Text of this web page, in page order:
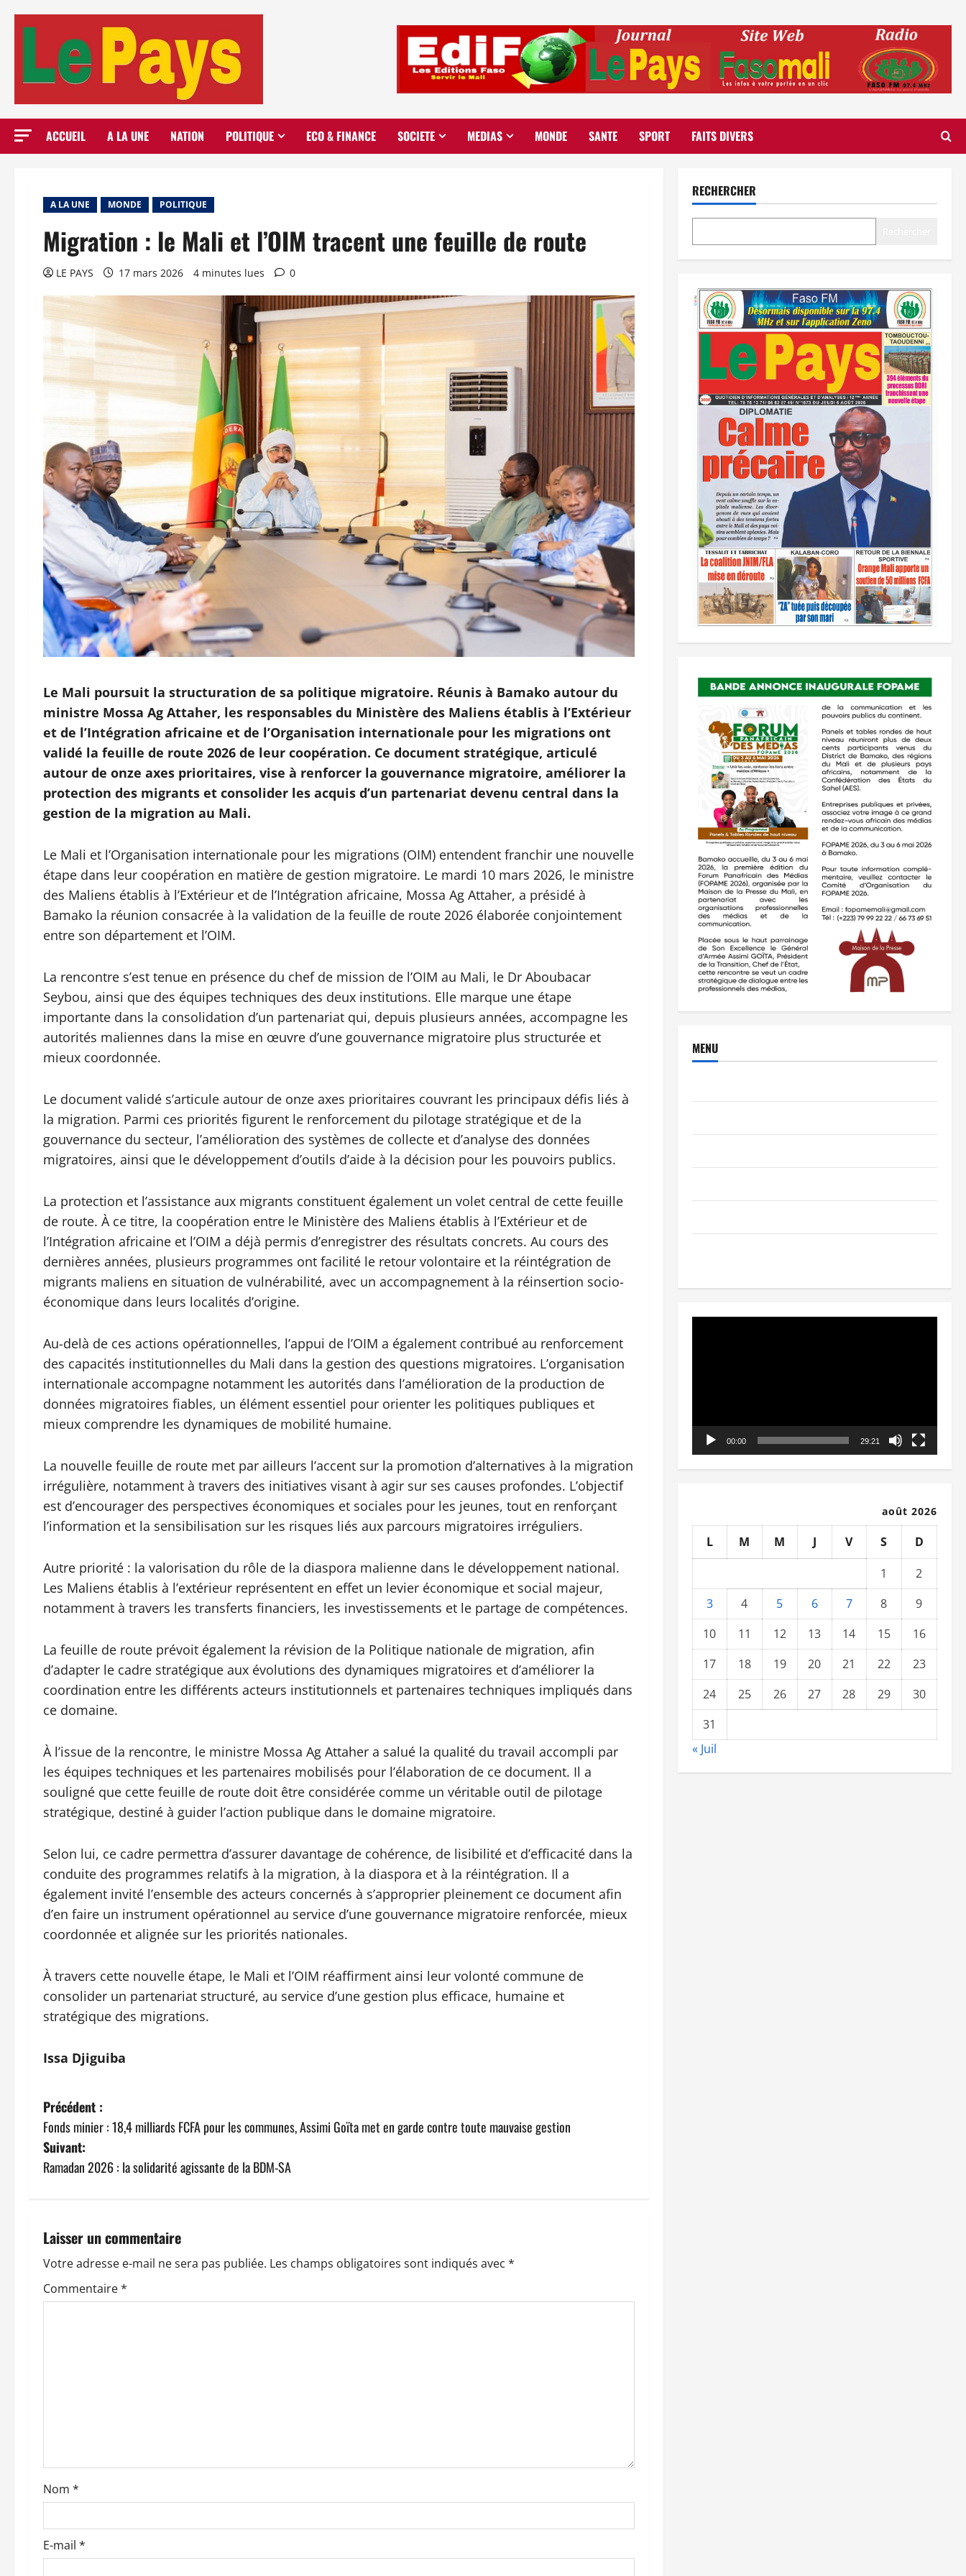
ACCUEIL A LA UNE NATION POLITIQUE ECO & FINANCE SOCIETE MEDIAS MONDE SANTE SPORT FAITS DIVERS
A LA UNE MONDE POLITIQUE
Migration : le Mali et l’OIM tracent une feuille de route
LE PAYS 17 mars 2026 4 minutes lues 0
Le Mali poursuit la structuration de sa politique migratoire. Réunis à Bamako autour du
ministre Mossa Ag Attaher, les responsables du Ministère des Maliens établis à l’Extérieur
et de l’Intégration africaine et de l’Organisation internationale pour les migrations ont
validé la feuille de route 2026 de leur coopération. Ce document stratégique, articulé
autour de onze axes prioritaires, vise à renforcer la gouvernance migratoire, améliorer la
protection des migrants et consolider les acquis d’un partenariat devenu central dans la
gestion de la migration au Mali.
Le Mali et l’Organisation internationale pour les migrations (OIM) entendent franchir une nouvelle
étape dans leur coopération en matière de gestion migratoire. Le mardi 10 mars 2026, le ministre
des Maliens établis à l’Extérieur et de l’Intégration africaine, Mossa Ag Attaher, a présidé à
Bamako la réunion consacrée à la validation de la feuille de route 2026 élaborée conjointement
entre son département et l’OIM.
La rencontre s’est tenue en présence du chef de mission de l’OIM au Mali, le Dr Aboubacar
Seybou, ainsi que des équipes techniques des deux institutions. Elle marque une étape
importante dans la consolidation d’un partenariat qui, depuis plusieurs années, accompagne les
autorités maliennes dans la mise en œuvre d’une gouvernance migratoire plus structurée et
mieux coordonnée.
Le document validé s’articule autour de onze axes prioritaires couvrant les principaux défis liés à
la migration. Parmi ces priorités figurent le renforcement du pilotage stratégique et de la
gouvernance du secteur, l’amélioration des systèmes de collecte et d’analyse des données
migratoires, ainsi que le développement d’outils d’aide à la décision pour les pouvoirs publics.
La protection et l’assistance aux migrants constituent également un volet central de cette feuille
de route. À ce titre, la coopération entre le Ministère des Maliens établis à l’Extérieur et de
l’Intégration africaine et l’OIM a déjà permis d’enregistrer des résultats concrets. Au cours des
dernières années, plusieurs programmes ont facilité le retour volontaire et la réintégration de
migrants maliens en situation de vulnérabilité, avec un accompagnement à la réinsertion socio-
économique dans leurs localités d’origine.
Au-delà de ces actions opérationnelles, l’appui de l’OIM a également contribué au renforcement
des capacités institutionnelles du Mali dans la gestion des questions migratoires. L’organisation
internationale accompagne notamment les autorités dans l’amélioration de la production de
données migratoires fiables, un élément essentiel pour orienter les politiques publiques et
mieux comprendre les dynamiques de mobilité humaine.
La nouvelle feuille de route met par ailleurs l’accent sur la promotion d’alternatives à la migration
irrégulière, notamment à travers des initiatives visant à agir sur ses causes profondes. L’objectif
est d’encourager des perspectives économiques et sociales pour les jeunes, tout en renforçant
l’information et la sensibilisation sur les risques liés aux parcours migratoires irréguliers.
Autre priorité : la valorisation du rôle de la diaspora malienne dans le développement national.
Les Maliens établis à l’extérieur représentent en effet un levier économique et social majeur,
notamment à travers les transferts financiers, les investissements et le partage de compétences.
La feuille de route prévoit également la révision de la Politique nationale de migration, afin
d’adapter le cadre stratégique aux évolutions des dynamiques migratoires et d’améliorer la
coordination entre les différents acteurs institutionnels et partenaires techniques impliqués dans
ce domaine.
À l’issue de la rencontre, le ministre Mossa Ag Attaher a salué la qualité du travail accompli par
les équipes techniques et les partenaires mobilisés pour l’élaboration de ce document. Il a
souligné que cette feuille de route doit être considérée comme un véritable outil de pilotage
stratégique, destiné à guider l’action publique dans le domaine migratoire.
Selon lui, ce cadre permettra d’assurer davantage de cohérence, de lisibilité et d’efficacité dans la
conduite des programmes relatifs à la migration, à la diaspora et à la réintégration. Il a
également invité l’ensemble des acteurs concernés à s’approprier pleinement ce document afin
d’en faire un instrument opérationnel au service d’une gouvernance migratoire renforcée, mieux
coordonnée et alignée sur les priorités nationales.
À travers cette nouvelle étape, le Mali et l’OIM réaffirment ainsi leur volonté commune de
consolider un partenariat structuré, au service d’une gestion plus efficace, humaine et
stratégique des migrations.
Issa Djiguiba
N
a
v
g
a
t
a
r
t
i
Précédent :
Fonds minier : 18,4 milliards FCFA pour les communes, Assimi Goïta met en garde contre toute mauvaise gestion
Suivant:
Ramadan 2026 : la solidarité agissante de la BDM-SA
Laisser un commentaire
Votre adresse e-mail ne sera pas publiée. Les champs obligatoires sont indiqués avec *
Commentaire*
Nom *
E-mail *
RECHERCHER
MENU
00:00 29:21
août 2026
L M M J V S
D
1
2
3
4 5 6 7 8
9
10
11 12 13 14 15
16
17
18 19 20 21 22
23
24
25 26 27 28 29
30
31
« Juil